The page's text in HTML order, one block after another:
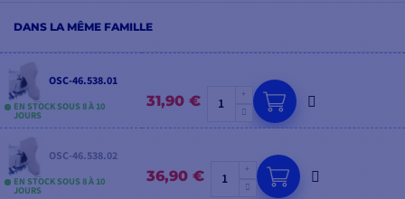
DANS LA MÊME FAMILLE
OSC-46.538.01
EN STOCK SOUS 8 À 10
JOURS
31,90 €
OSC-46.538.02
EN STOCK SOUS 8 À 10
JOURS
36,90 €